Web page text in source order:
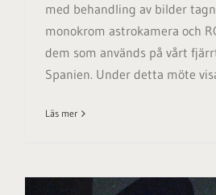
med behandling av bilder
monokrom astrokamera och
dem som används på vårt
Spanien. Under detta möte
Läs mer